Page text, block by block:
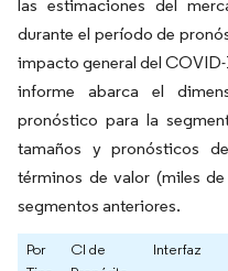
las estimaciones del
durante el período de
impacto general del
informe abarca el
pronóstico para la
tamaños y pronósticos
términos de valor (miles
segmentos anteriores.
Por
CI de
Interfaz